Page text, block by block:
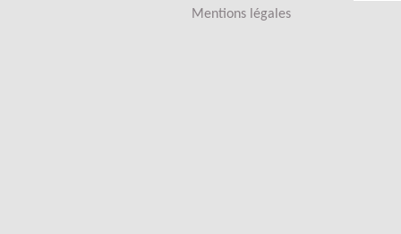
Mentions légales